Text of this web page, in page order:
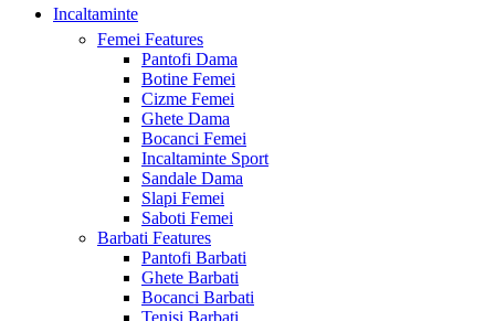
Incaltaminte
Femei Features
Pantofi Dama
Botine Femei
Cizme Femei
Ghete Dama
Bocanci Femei
Incaltaminte Sport
Sandale Dama
Slapi Femei
Saboti Femei
Barbati Features
Pantofi Barbati
Ghete Barbati
Bocanci Barbati
Tenisi Barbati